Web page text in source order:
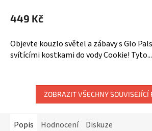
449 Kč
Objevte kouzlo světel a zábavy s Glo
svítícími kostkami do vody Cookie! Tyto...
ZOBRAZIT VŠECHNY SOUVISEJÍCÍ
Popis Hodnocení Diskuze